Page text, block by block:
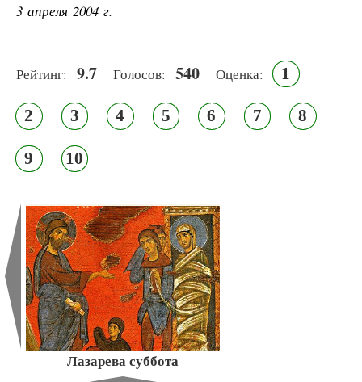
3 апреля 2004 г.
Рейтинг: 9.7 Голосов: 540 Оценка: 1
2 3 4 5 6 7 8
9 10
Лазарева суббота